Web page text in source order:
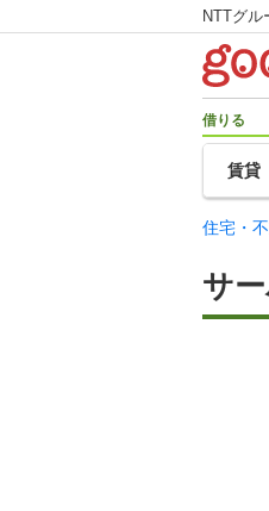
NTTグル
借りる
賃貸
住宅・
サ